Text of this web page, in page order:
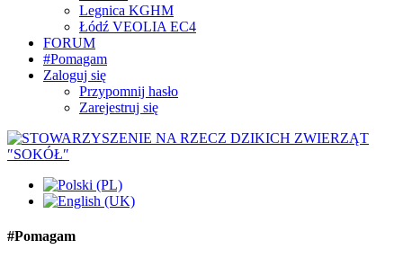
Legnica KGHM
Łódź VEOLIA EC4
FORUM
#Pomagam
Zaloguj się
Przypomnij hasło
Zarejestruj się
#Pomagam